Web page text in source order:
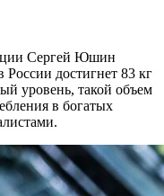
Сергей Юшин
России достигнет 83 кг
уровень, такой объем
в богатых